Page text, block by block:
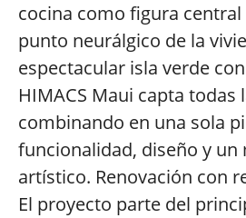
cocina como figura
punto neurálgico de la
espectacular isla verde
HIMACS Maui capta todas
combinando en una sola
funcionalidad, diseño y
artístico. Renovación con
El proyecto parte del